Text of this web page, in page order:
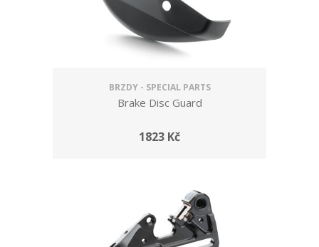
BRZDY - SPECIAL PARTS
Brake Disc Guard
1823 Kč